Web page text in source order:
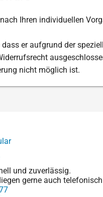
Ihren individuellen
er aufgrund der
nicht möglich ist.
und zuverlässig.
gerne auch